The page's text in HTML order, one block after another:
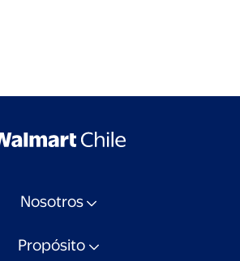
Nosotros
Propósito